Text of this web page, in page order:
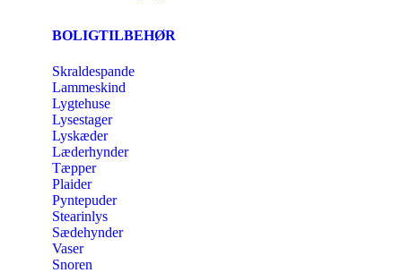
BOLIGTILBEHØR
Skraldespande
Lammeskind
Lygtehuse
Lysestager
Lyskæder
Læderhynder
Tæpper
Plaider
Pyntepuder
Stearinlys
Sædehynder
Vaser
Snoren